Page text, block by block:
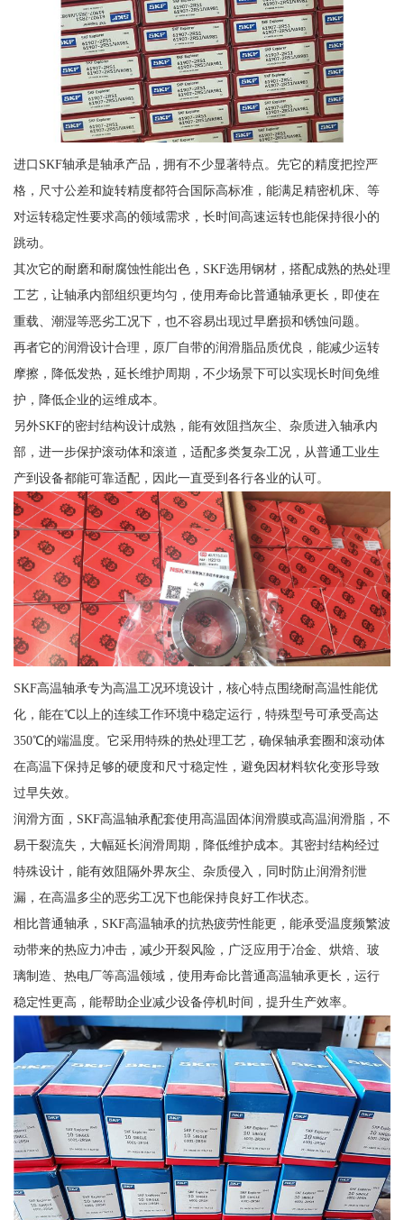
进口SKF轴承是轴承产品，拥有不少显著特点。先它的精度把控严
格，尺寸公差和旋转精度都符合国际高标准，能满足精密机床、等
对运转稳定性要求高的领域需求，长时间高速运转也能保持很小的
跳动。
其次它的耐磨和耐腐蚀性能出色，SKF选用钢材，搭配成熟的热处理
工艺，让轴承内部组织更均匀，使用寿命比普通轴承更长，即使在
重载、潮湿等恶劣工况下，也不容易出现过早磨损和锈蚀问题。
再者它的润滑设计合理，原厂自带的润滑脂品质优良，能减少运转
摩擦，降低发热，延长维护周期，不少场景下可以实现长时间免维
护，降低企业的运维成本。
另外SKF的密封结构设计成熟，能有效阻挡灰尘、杂质进入轴承内
部，进一步保护滚动体和滚道，适配多类复杂工况，从普通工业生
产到设备都能可靠适配，因此一直受到各行各业的认可。
SKF高温轴承专为高温工况环境设计，核心特点围绕耐高温性能优
化，能在℃以上的连续工作环境中稳定运行，特殊型号可承受高达
350℃的端温度。它采用特殊的热处理工艺，确保轴承套圈和滚动体
在高温下保持足够的硬度和尺寸稳定性，避免因材料软化变形导致
过早失效。
润滑方面，SKF高温轴承配套使用高温固体润滑膜或高温润滑脂，不
易干裂流失，大幅延长润滑周期，降低维护成本。其密封结构经过
特殊设计，能有效阻隔外界灰尘、杂质侵入，同时防止润滑剂泄
漏，在高温多尘的恶劣工况下也能保持良好工作状态。
相比普通轴承，SKF高温轴承的抗热疲劳性能更，能承受温度频繁波
动带来的热应力冲击，减少开裂风险，广泛应用于冶金、烘焙、玻
璃制造、热电厂等高温领域，使用寿命比普通高温轴承更长，运行
稳定性更高，能帮助企业减少设备停机时间，提升生产效率。